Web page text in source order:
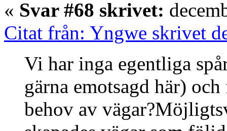
« Svar #68 skrivet:
Citat från: Yngwe skrivet
Vi har inga egentliga
gärna emotsagd här)
behov av